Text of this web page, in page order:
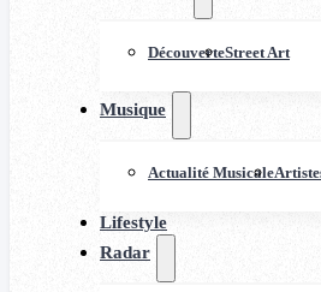
DécouverteStreet Art
Musique
Actualité Musicale
Lifestyle
Radar